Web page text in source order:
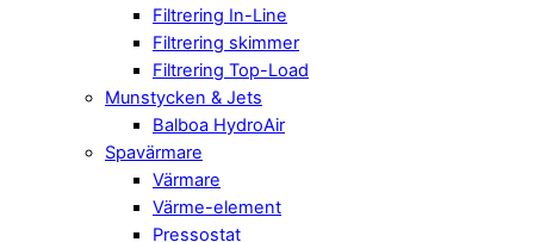
Filtrering In-Line
Filtrering skimmer
Filtrering Top-Load
Munstycken & Jets
Balboa HydroAir
Spavärmare
Värmare
Värme-element
Pressostat